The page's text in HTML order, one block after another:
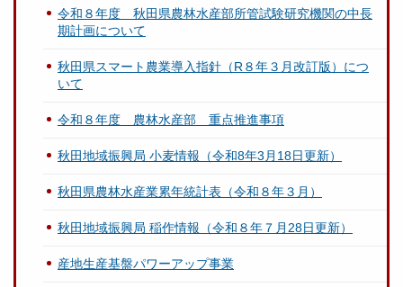
令和８年度 秋田県農林水産部所管試験研究機関の中長
期計画について
秋田県スマート農業導入指針（R８年３月改訂版）につ
いて
令和８年度 農林水産部 重点推進事項
秋田地域振興局 小麦情報（令和8年3月18日更新）
秋田県農林水産業累年統計表（令和８年３月）
秋田地域振興局 稲作情報（令和８年７月28日更新）
産地生産基盤パワーアップ事業